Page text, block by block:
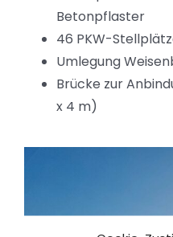
Betonpflaster
46 PKW-
Umlegung
Brücke zur
x 4 m)